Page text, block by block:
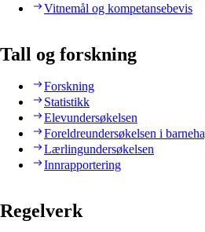
Vitnemål og kompetansebevis
Tall og forskning
Forskning
Statistikk
Elevundersøkelsen
Foreldreundersøkelsen i
Lærlingundersøkelsen
Innrapportering
Regelverk